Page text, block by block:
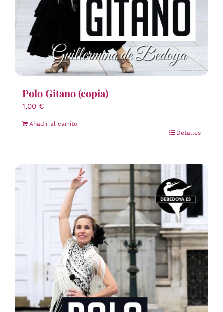
Polo Gitano (copia)
1,00 €
Añadir al carrito
Detalles